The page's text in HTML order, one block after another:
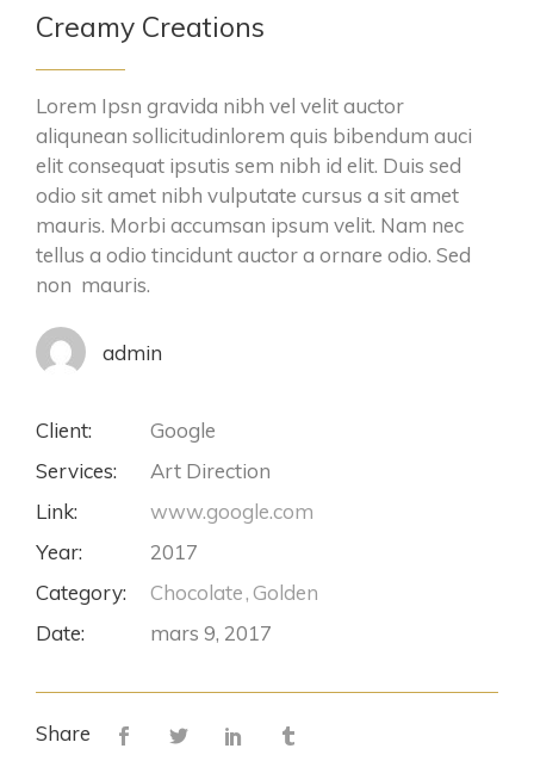
Creamy Creations
Lorem Ipsn gravida nibh vel velit auctor
aliqunean sollicitudinlorem quis bibendum auci
elit consequat ipsutis sem nibh id elit. Duis sed
odio sit amet nibh vulputate cursus a sit amet
mauris. Morbi accumsan ipsum velit. Nam nec
tellus a odio tincidunt auctor a ornare odio. Sed
non mauris.
admin
Client:
Google
Services:
Art Direction
Link:
www.google.com
Year:
2017
Category:
Chocolate Golden
Date:
mars 9, 2017
Share